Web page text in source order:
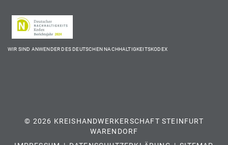
WIR SIND ANWENDER DES DEUTSCHEN NACHHALTIGKEITSKODEX
© 2026 KREISHANDWERKERSCHAFT STEINFURT
WARENDORF